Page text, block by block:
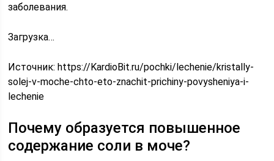
заболевания.
Загрузка…
Источник:https://KardioBit.ru/pochki/lechenie/kristally-
solej-v-moche-chto-eto-znachit-prichiny-povysheniya-i-
lechenie
Почему образуется повышенное
содержание соли в моче?